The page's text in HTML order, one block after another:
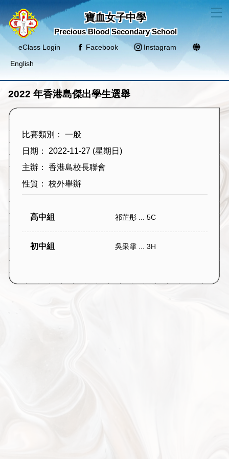
寶血女子中學
Precious Blood Secondary School
eClass Login Facebook
Instagram
English
2022 年香港島傑出學生選舉
比賽類別： 一般
日期： 2022-11-27 (星期日)
主辦： 香港島校長聯會
性質： 校外舉辦
高中組 祁芷彤 ... 5C
初中組 吳采霏 ... 3H